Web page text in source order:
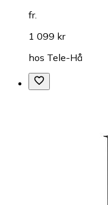
fr.
1 099 kr
hos Tele-Hå